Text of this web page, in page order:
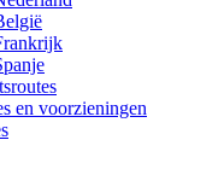
en voorzieningen